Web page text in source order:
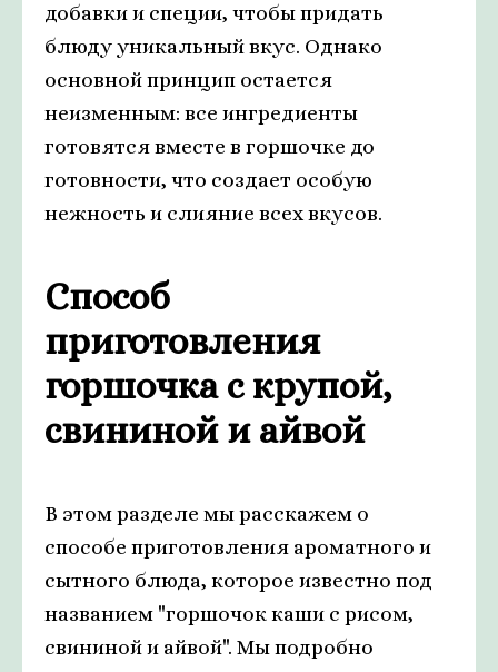
добавки и специи, чтобы придать
блюду уникальный вкус. Однако
основной принцип остается
неизменным: все ингредиенты
готовятся вместе в горшочке до
готовности, что создает особую
нежность и слияние всех вкусов.
Способ
приготовления
горшочка с крупой,
свининой и айвой
В этом разделе мы расскажем о
способе приготовления ароматного и
сытного блюда, которое известно под
названием "горшочок каши с рисом,
свининой и айвой". Мы подробно